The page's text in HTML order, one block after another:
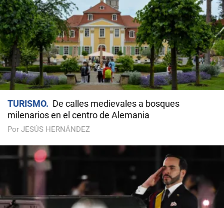
TURISMO
De calles medievales a bosques
milenarios en el centro de Alemania
Por JESÚS HERNÁNDEZ